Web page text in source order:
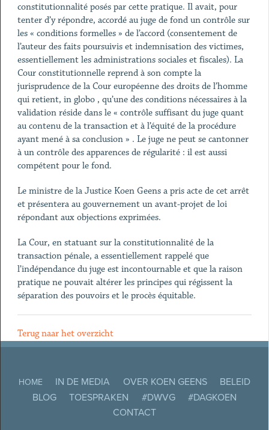
constitutionnalité posés par cette pratique. Il avait, pour
tenter d’y répondre, accordé au juge de fond un contrôle sur
les « conditions formelles » de l’accord (consentement de
l’auteur des faits poursuivis et indemnisation des victimes,
essentiellement les administrations sociales et fiscales). La
Cour constitutionnelle reprend à son compte la
jurisprudence de la Cour européenne des droits de l’homme
qui retient, in globo , qu’une des conditions nécessaires à la
validation réside dans le « contrôle suffisant du juge quant
au contenu de la transaction et à l’équité de la procédure
ayant mené à sa conclusion » . Le juge ne peut se cantonner
à un contrôle des apparences de régularité : il est aussi
compétent pour le fond.
Le ministre de la Justice Koen Geens a pris acte de cet arrêt
et présentera au gouvernement un avant-projet de loi
répondant aux objections exprimées.
La Cour, en statuant sur la constitutionnalité de la
transaction pénale, a essentiellement rappelé que
l’indépendance du juge est incontournable et que la raison
pratique ne pouvait altérer les principes qui régissent la
séparation des pouvoirs et le procès équitable.
Terug naar het overzicht
HOME IN DE MEDIA OVER KOEN GEENS
BELEID
BLOG
TOESPRAKEN #DWVG
#DAGKOEN
CONTACT